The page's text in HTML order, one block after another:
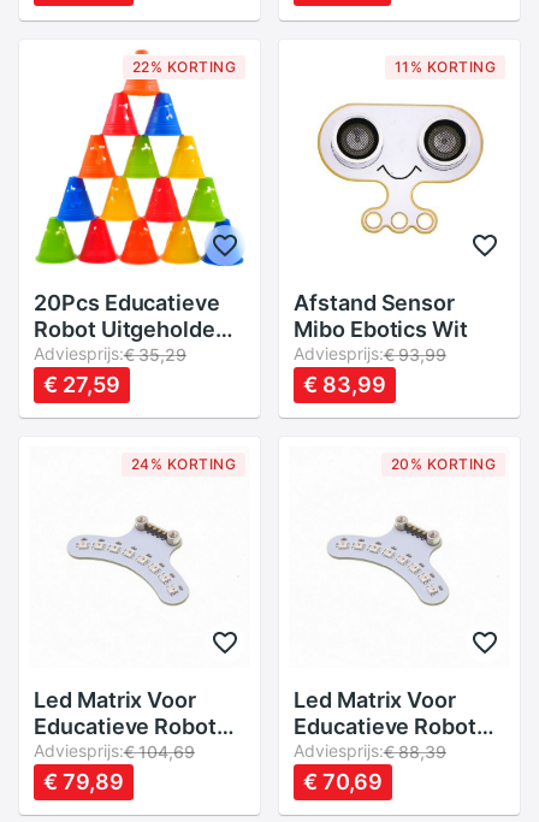
Elektrische
Zingen Dansen
Robot Kinderen
22% KORTING
20Pcs Educatieve
Robot Uitgeholde
Marker Training
Obstakel Voetbal
Racing Teken
Rolschaatsen Voor
Adviesprijs:€ 35,29
€ 27,59
11% KORTING
Afstand Sensor
Mibo Ebotics Wit
Adviesprijs:€ 93,99
€ 83,99
24% KORTING
Led Matrix Voor
Educatieve Robot
Mibo Ebotics
Adviesprijs:€ 104,69
€ 79,89
20% KORTING
Led Matrix Voor
Educatieve Robot
Mibo Ebotics
Adviesprijs:€ 88,39
€ 70,69